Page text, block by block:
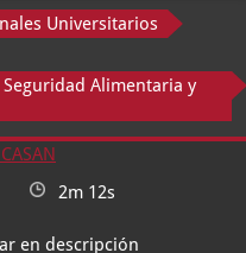
Universitarios
Alimentaria y
2m 12s
en descripción